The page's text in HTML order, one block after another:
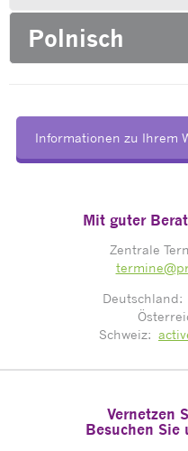
Polnisch
Informationen zu Ihrem
Mit guter
Zentrale
Deutschland:
Schweiz:
Vernetzen
Besuchen Sie